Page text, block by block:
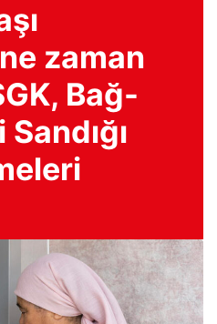
zaman
Bağ-